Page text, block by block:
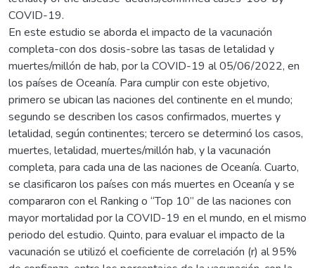
COVID-19.
En este estudio se aborda el impacto de la vacunación
completa-con dos dosis-sobre las tasas de letalidad y
muertes/millón de hab, por la COVID-19 al 05/06/2022, en
los países de Oceanía. Para cumplir con este objetivo,
primero se ubican las naciones del continente en el mundo;
segundo se describen los casos confirmados, muertes y
letalidad, según continentes; tercero se determinó los casos,
muertes, letalidad, muertes/millón hab, y la vacunación
completa, para cada una de las naciones de Oceanía. Cuarto,
se clasificaron los países con más muertes en Oceanía y se
compararon con el Ranking o “Top 10” de las naciones con
mayor mortalidad por la COVID-19 en el mundo, en el mismo
periodo del estudio. Quinto, para evaluar el impacto de la
vacunación se utilizó el coeficiente de correlación (r) al 95%